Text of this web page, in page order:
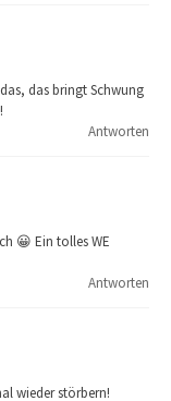
das bringt Schwung
Antworten
😀 Ein tolles WE
Antworten
wieder störbern!